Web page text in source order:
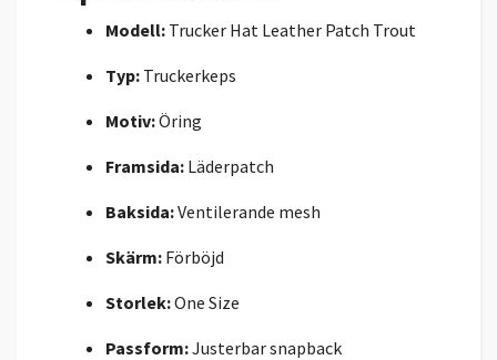
Modell: Trucker Hat Leather Patch Trout
Typ: Truckerkeps
Motiv:Öring
Framsida: Läderpatch
Baksida:Ventilerande mesh
Skärm: Förböjd
Storlek:One Size
Passform:Justerbar snapback